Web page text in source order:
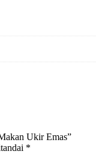
Ukir Emas”
*